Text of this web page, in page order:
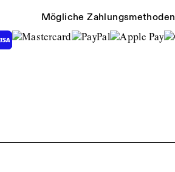
Mögliche Zahlungsmethoden